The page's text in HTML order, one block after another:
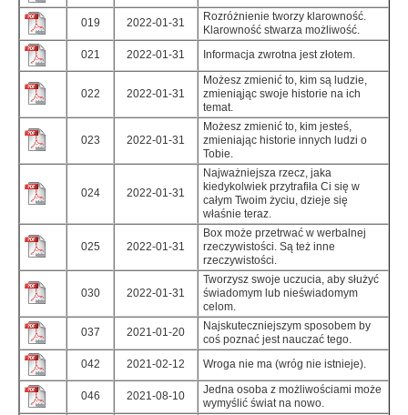
019 2022-01-31
Rozróżnienie tworzy klarowność.
Klarowność stwarza możliwość.
021
2022-01-31 Informacja zwrotna jest złotem.
022 2022-01-31
Możesz zmienić to, kim są ludzie,
zmieniąjąc swoje historie na ich
temat.
023 2022-01-31
Możesz zmienić to, kim jesteś,
zmieniając historie innych ludzi o
Tobie.
024 2022-01-31
Najważniejsza rzecz, jaka
kiedykolwiek przytrafiła Ci się w
całym Twoim życiu, dzieje się
właśnie teraz.
025 2022-01-31
Box może przetrwać w werbalnej
rzeczywistości. Są też inne
rzeczywistości.
030 2022-01-31
Tworzysz swoje uczucia, aby służyć
świadomym lub nieświadomym
celom.
037
2021-01-20
Najskuteczniejszym sposobem by
coś poznać jest nauczać tego.
042
2021-02-12 Wroga nie ma (wróg nie istnieje).
046 2021-08-10
Jedna osoba z możliwościami może
wymyślić świat na nowo.